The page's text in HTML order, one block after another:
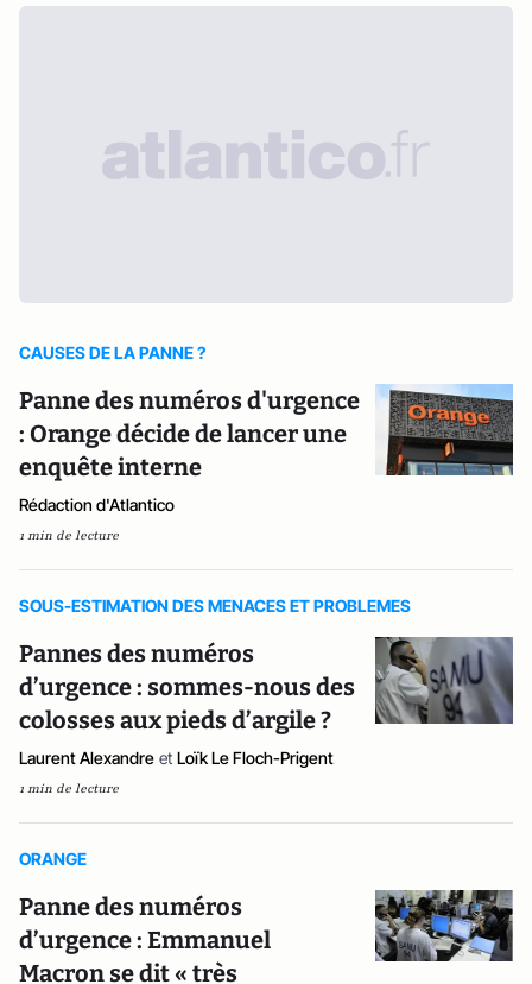
CAUSES DE LA PANNE ?
Panne des numéros d'urgence
: Orange décide de lancer une
enquête interne
Rédaction d'Atlantico
1 min de lecture
SOUS-ESTIMATION DES MENACES ET PROBLEMES
Pannes des numéros
d’urgence : sommes-nous des
colosses aux pieds d’argile ?
Laurent Alexandre et Loïk Le Floch-Prigent
1 min de lecture
ORANGE
Panne des numéros
d’urgence : Emmanuel
Macron se dit « très